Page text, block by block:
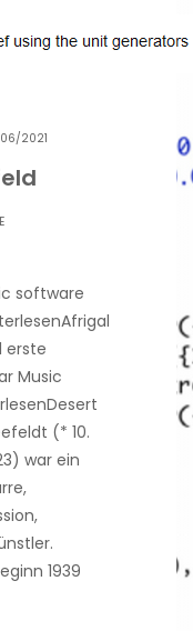
2021
software
erste
Music
(* 10.
war ein
1939